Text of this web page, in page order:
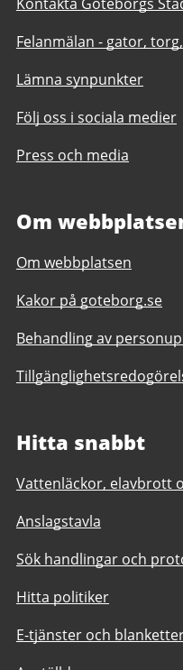
Felanmälan - gator,
Lämna synpunkter
Följ oss i sociala medier
Press och media
Om
Om webbplatsen
Kakor på goteborg.se
Behandling av
Hitta snabbt
Vattenläckor, elavbrott
Anslagstavla
Sök handlingar och
Hitta politiker
E-tjänster och